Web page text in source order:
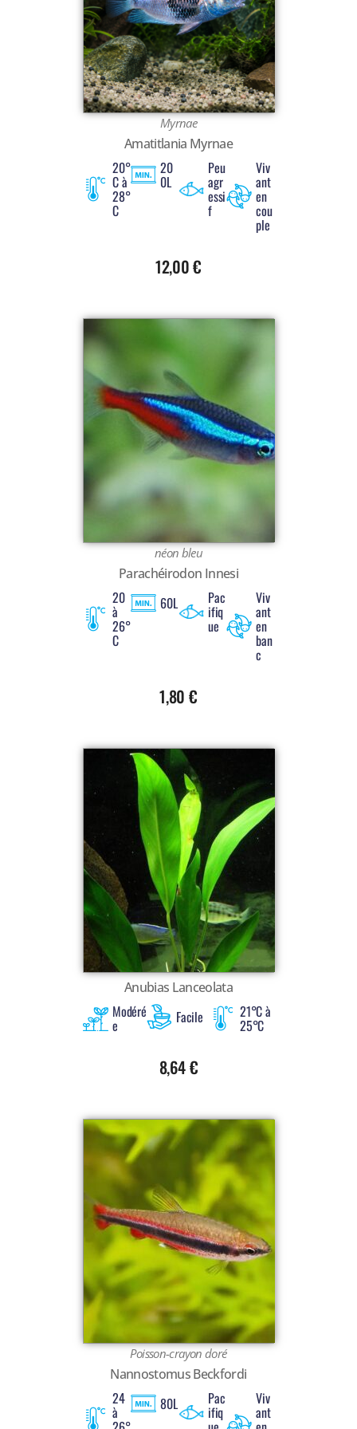
Myrnae
Amatitlania Myrnae
20°
C à
28°
C
20
0L
Peu
agr
essi
f
Viv
ant
en
cou
ple
12,00€
néon bleu
Parachéirodon Innesi
20
à
26°
C
60L Pac
ifiq
ue
Viv
ant
en
ban
c
1,80€
Anubias Lanceolata
Modéré
e Facile 21°C à
25°C
8,64€
Poisson-crayon doré
Nannostomus Beckfordi
24
à 80L Pac
ifiq
Viv
ant